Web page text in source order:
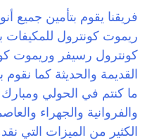
فريقنا يقوم بتأمين جميع
ريموت كونترول للمكيفات
كونترول رسيفر وريموت
القديمة والحديثة كما
ما كنتم في الحولي ومبارك
والفروانية والجهراء
الكثير من الميزات التي